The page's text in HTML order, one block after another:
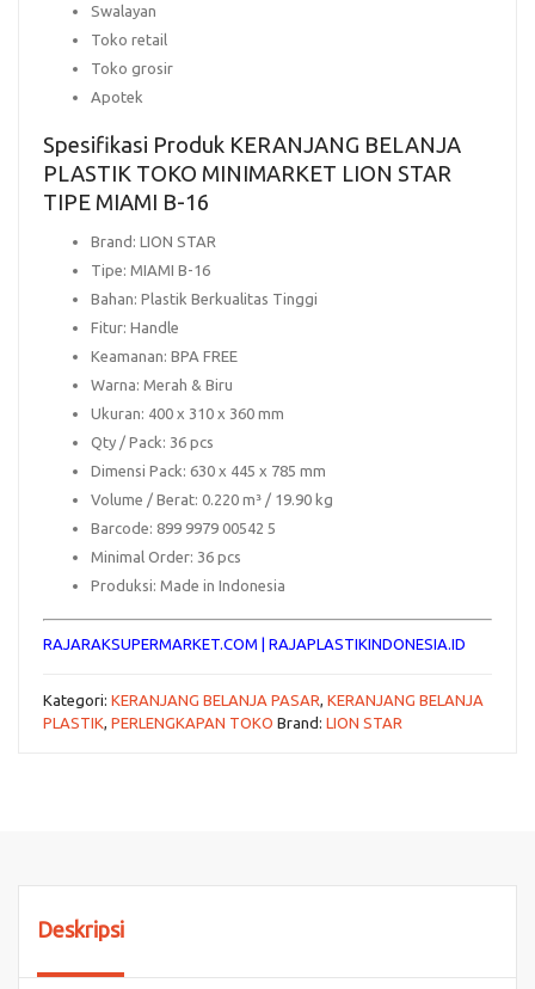
Swalayan
Toko retail
Toko grosir
Apotek
Spesifikasi Produk KERANJANG BELANJA
PLASTIK TOKO MINIMARKET LION STAR
TIPE MIAMI B-16
Brand: LION STAR
Tipe: MIAMI B-16
Bahan: Plastik Berkualitas Tinggi
Fitur: Handle
Keamanan: BPA FREE
Warna: Merah & Biru
Ukuran: 400 x 310 x 360 mm
Qty / Pack: 36 pcs
Dimensi Pack: 630 x 445 x 785 mm
Volume / Berat: 0.220 m³ / 19.90 kg
Barcode: 899 9979 00542 5
Minimal Order: 36 pcs
Produksi: Made in Indonesia
RAJARAKSUPERMARKET.COM | RAJAPLASTIKINDONESIA.ID
Kategori: KERANJANG BELANJA PASAR KERANJANG BELANJA
PLASTIK PERLENGKAPAN TOKO Brand: LION STAR
Deskripsi